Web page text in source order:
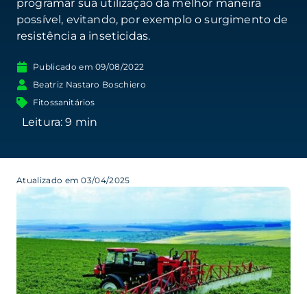
programar sua utilização da melhor maneira
possível, evitando, por exemplo o surgimento de
resistência a inseticidas.
Publicado em 09/08/2022
Beatriz Nastaro Boschiero
Fitossanitários
Atualizado em 03/04/2025